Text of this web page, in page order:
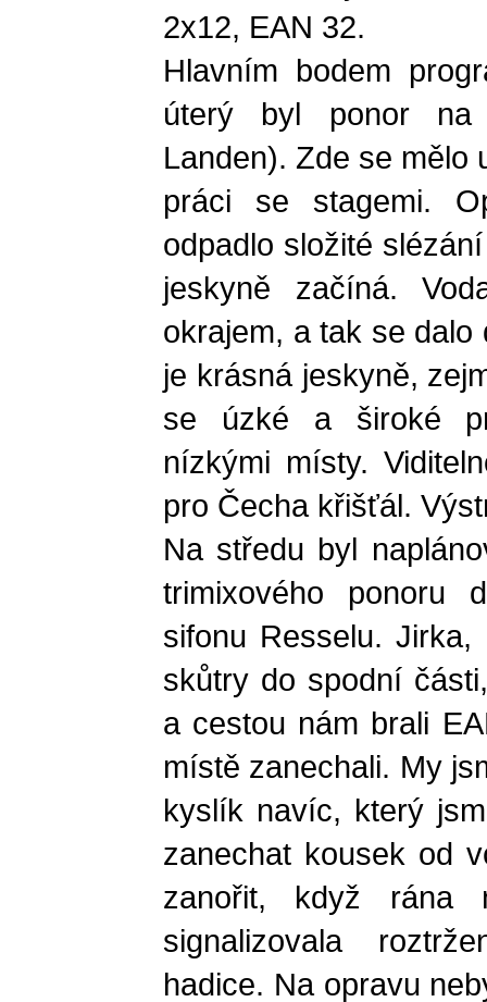
2x12, EAN 32.
Hlavním bodem
úterý byl ponor na
Landen). Zde se mělo
práci se stagemi.
odpadlo složité
jeskyně začíná.
okrajem, a tak se
je krásná jeskyně,
se úzké a široké
nízkými místy.
pro Čecha křišťál.
Na středu byl
trimixového ponoru
sifonu Resselu.
skůtry do spodní
a cestou nám brali
místě zanechali. My
kyslík navíc, který
zanechat kousek od
zanořit, když rána
signalizovala
hadice. Na opravu